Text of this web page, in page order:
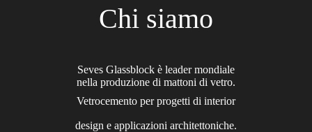
Chi siamo
Seves Glassblock è leader mondiale
nella produzione di mattoni di vetro.
Vetrocemento per progetti di interior
design e applicazioni architettoniche.